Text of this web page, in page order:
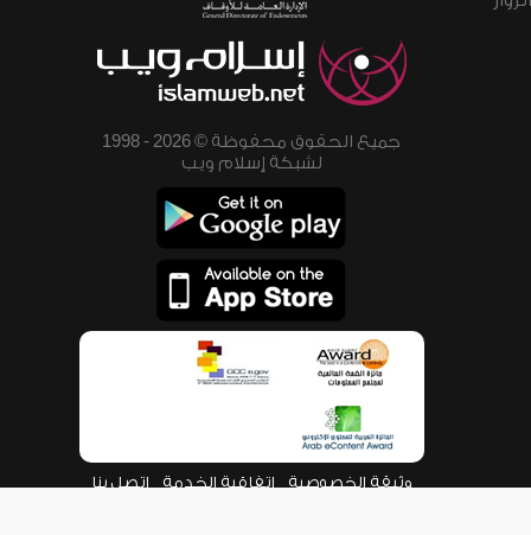
جميع الحقوق محفوظة © 2026 - 1998
لشبكة إسلام ويب
وثيقة الخصوصية اتفاقية الخدمة اتصل بنا